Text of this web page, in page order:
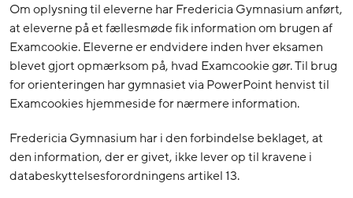
Om oplysning til eleverne har Fredericia Gymnasium anført,
at eleverne på et fællesmøde fik information om brugen af
Examcookie. Eleverne er endvidere inden hver eksamen
blevet gjort opmærksom på, hvad Examcookie gør. Til brug
for orienteringen har gymnasiet via PowerPoint henvist til
Examcookies hjemmeside for nærmere information.
Fredericia Gymnasium har i den forbindelse beklaget, at
den information, der er givet, ikke lever op til kravene i
databeskyttelsesforordningens artikel 13.